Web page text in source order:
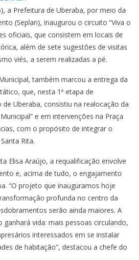
a Prefeitura de Uberaba, por meio da
(Seplan), inaugurou o circuito “Viva o
oficiais, que consistem em locais de
além de sete sugestões de visitas
viés, a serem realizadas a pé.
também marcou a entrega da
que, nesta 1ª etapa de
Uberaba, consistiu na realocação da
e em intervenções na Praça
com o propósito de integrar o
Rita.
Elisa Araújo, a requalificação envolve
e, acima de tudo, o engajamento
“O projeto que inauguramos hoje
profunda no centro da
serão ainda maiores. A
vida: mais pessoas circulando,
interessados em se instalar
de habitação”, destacou a chefe do